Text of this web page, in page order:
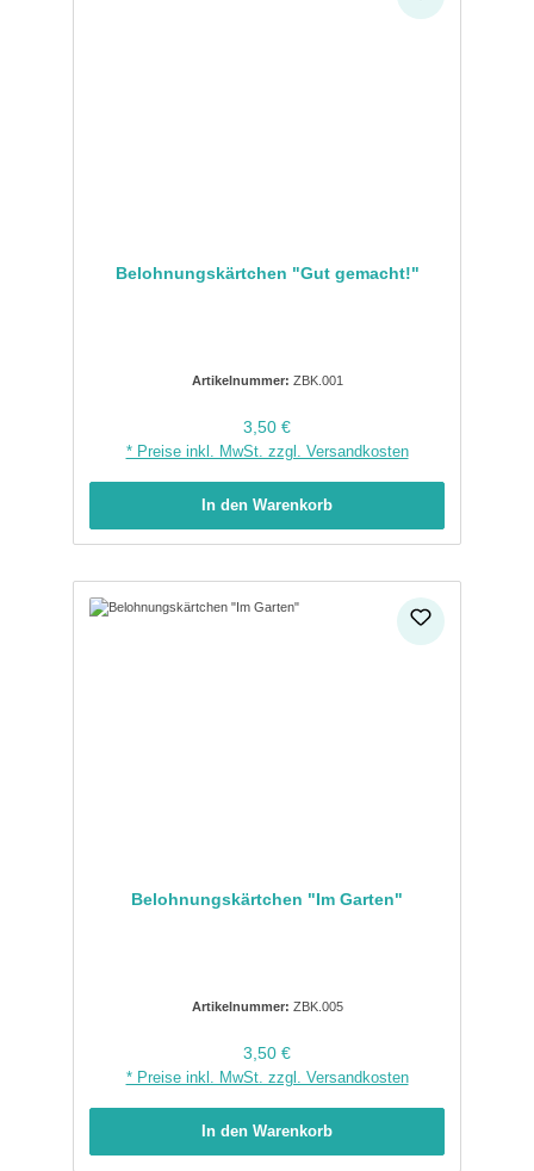
Belohnungskärtchen "Gut gemacht!"
Artikelnummer: ZBK.001
Regulärer Preis:
3,50 €
* Preise inkl. MwSt. zzgl. Versandkosten
In den Warenkorb
Belohnungskärtchen "Im Garten"
Artikelnummer: ZBK.005
Regulärer Preis:
3,50 €
* Preise inkl. MwSt. zzgl. Versandkosten
In den Warenkorb